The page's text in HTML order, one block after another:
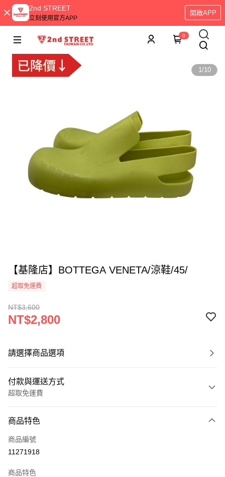
2nd STREET
立刻使用官方APP
開啟APP
0
1/10
【基隆店】BOTTEGA VENETA/涼鞋/45/
超取免運費
NT$3,600
NT$2,800
請選擇商品選項
付款與運送方式
超取免運費
信用卡一次付款
超商取貨付款
商品特色
商品編號
11271918
商品特色